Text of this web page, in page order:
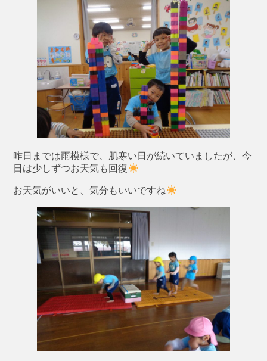
昨日までは雨模様で、肌寒い日が続いていましたが、今
日は少しずつお天気も回復
お天気がいいと、気分もいいですね